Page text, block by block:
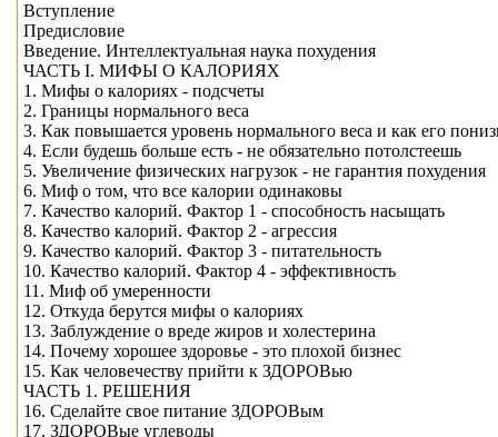
Вступление
Предисловие
Введение. Интеллектуальная наука похудения
ЧАСТЬ I. МИФЫ О КАЛОРИЯХ
1. Мифы о калориях - подсчеты
2. Границы нормального веса
3. Как повышается уровень нормального веса и как его
4. Если будешь больше есть - не обязательно потолстеешь
5. Увеличение физических нагрузок - не гарантия похудения
6. Миф о том, что все калории одинаковы
7. Качество калорий. Фактор 1 - способность насыщать
8. Качество калорий. Фактор 2 - агрессия
9. Качество калорий. Фактор 3 - питательность
10. Качество калорий. Фактор 4 - эффективность
11. Миф об умеренности
12. Откуда берутся мифы о калориях
13. Заблуждение о вреде жиров и холестерина
14. Почему хорошее здоровье - это плохой бизнес
15. Как человечеству прийти к ЗДОРОВью
ЧАСТЬ 1. РЕШЕНИЯ
16. Сделайте свое питание ЗДОРОВым
17. ЗДОРОВые углеводы